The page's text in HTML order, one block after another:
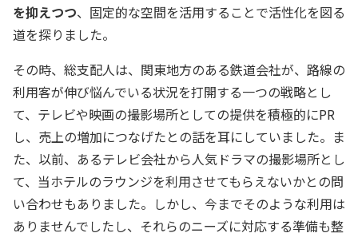
を抑えつつ、固定的な空間を活用することで活性化を図る
道を探りました。
その時、総支配人は、関東地方のある鉄道会社が、路線の
利用客が伸び悩んでいる状況を打開する一つの戦略とし
て、テレビや映画の撮影場所としての提供を積極的にPR
し、売上の増加につなげたとの話を耳にしていました。ま
た、以前、あるテレビ会社から人気ドラマの撮影場所とし
て、当ホテルのラウンジを利用させてもらえないかとの問
い合わせもありました。しかし、今までそのような利用は
ありませんでしたし、それらのニーズに対応する準備も整